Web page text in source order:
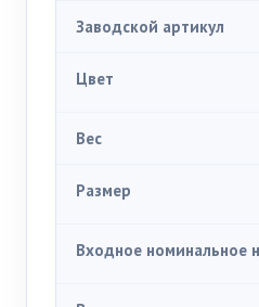
Заводской артикул
Цвет
Вес
Размер
Входное номинальное